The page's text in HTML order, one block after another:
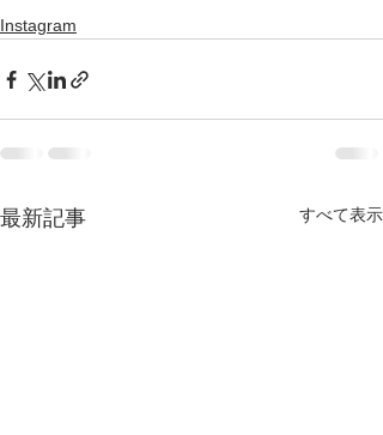
Instagram
最新記事 すべて表示